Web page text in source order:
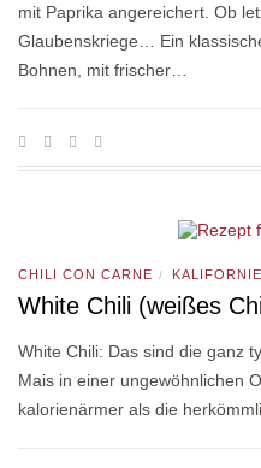
mit Paprika angereichert. Ob
Glaubenskriege… Ein
Bohnen, mit frischer…
CHILI CON CARNE /
White Chili (weißes
White Chili: Das sind die ganz
Mais in einer ungewöhnlichen
kalorienärmer als die